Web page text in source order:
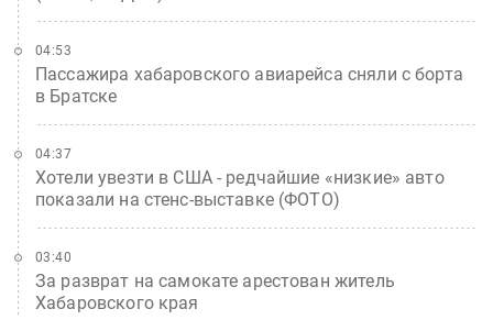
Пассажира хабаровского авиарейса сняли с борта
в Братске
04:53
Хотели увезти в США - редчайшие «низкие» авто
показали на стенс-выставке (ФОТО)
04:37
За разврат на самокате арестован житель
Хабаровского края
03:40